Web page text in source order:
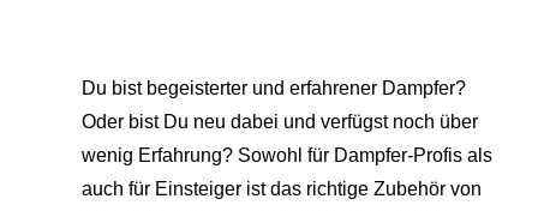
Du bist begeisterter und erfahrener Dampfer?
Oder bist Du neu dabei und verfügst noch über
wenig Erfahrung? Sowohl für Dampfer-Profis als
auch für Einsteiger ist das richtige Zubehör von